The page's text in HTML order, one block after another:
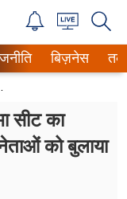
बिज़नेस
सीट का
को बुलाया